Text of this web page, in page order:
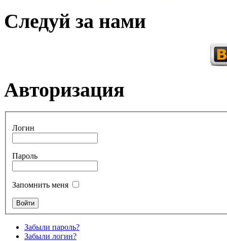
Следуй за нами
Авторизация
Логин
Пароль
Запомнить меня
Забыли пароль?
Забыли логин?